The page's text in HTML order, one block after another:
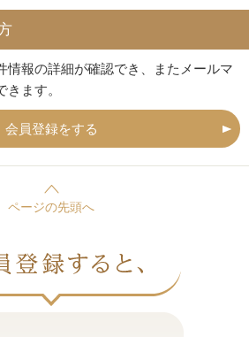
情報の詳細が確認でき、またメールマ
ます。
会員登録をする
ページの先頭へ